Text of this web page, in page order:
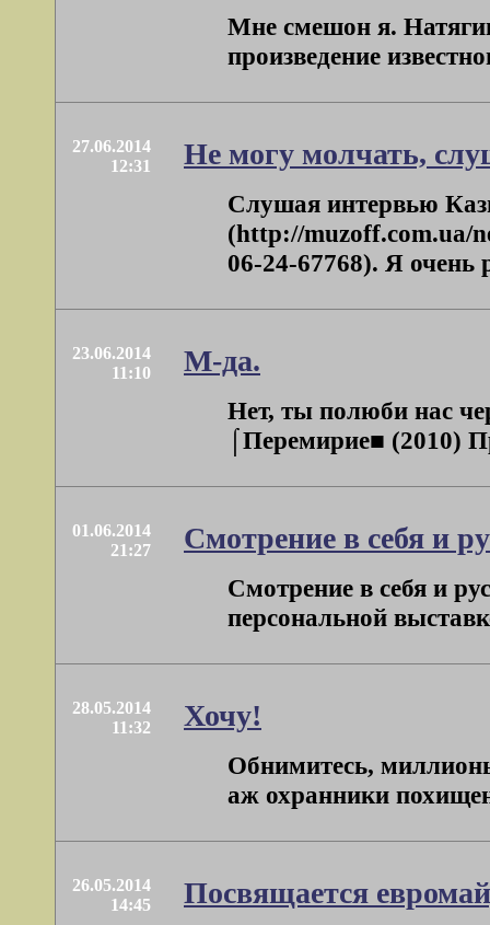
Мне смешон я.
произведение
27.06.2014
12:31
Не могу молчать,
Слушая интервью
(http://muzoff.com.ua/
06-24-67768). Я очень
23.06.2014
11:10
М-да.
Нет, ты полюби нас
⌠Перемирие■ (2010)
01.06.2014
21:27
Смотрение в себя и
Смотрение в себя и
персональной
28.05.2014
11:32
Хочу!
Обнимитесь,
аж охранники
26.05.2014
14:45
Посвящается